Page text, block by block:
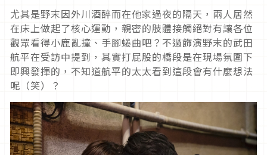
尤其是野末因外川酒醉而在他家過夜的隔天，兩人居然
在床上做起了核心運動，親密的肢體接觸絕對有讓各位
觀眾看得小鹿亂撞、手腳蜷曲吧？不過飾演野末的武田
航平在受訪中提到，其實打屁股的橋段是在現場氛圍下
即興發揮的，不知道航平的太太看到這段會有什麼想法
呢（笑）？